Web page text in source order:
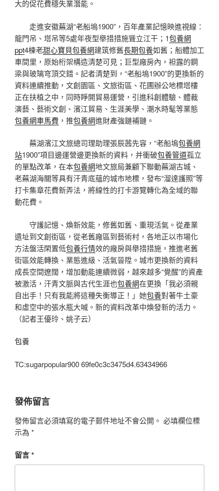
大的促花費穩失業潛能。
走進安徽蕪湖“老船塢1900”，百年產業記憶映進視線：
龍門吊、塔吊等5處年夜型舉措措施聳立江干；1包養網
ppt4棟老甜心寶貝包養網建筑修舊長期包養如舊；船體加工
車間里，原始桁架構造清楚可見；巨型廠房內，袒露的鋼
梁與玻璃穹頂交錯。記者清楚到，“老船塢1900”的更換新的
資料連續推動，文創園區、文旅街區、花圃辦公地標塔樓
正在扶植之中，同時睜開貿易運營，引進科創體驗、體裁
演藝、藝術文創、濱江貿易、生涯美學、潮水時髦等業態
包養網車馬費 ，推包養網進財產強鏈補鏈。
蕪湖濱江文旅總司理助理張辰茜先容，“老船塢包養網
站1900”項目邊運營邊更換新的資料，并衝破包養管道孤立
的單點改革，在本包養網地文旅局兼顧下聯動蕪湖古城、
老蕪湖海關等具有汗青底蘊的城市地標，發布“溜達護照”等
打卡集章花費新弄法，將線性的打卡游覽轉化為全域的聯
動花費。
守護記憶、煥新效能，修舊如舊、重現活氣。從產業
遺址到文創街區，從老舊廠區到藝術村，各地正以市場化
方法盤活閑置低包養行情效的廠房與舉措措施，推進老舊
街區效能轉換、業態進級、活氣晉陞。城市更換新的資料
成長空間遼闊，增加動能連續微弱，越來越多“覺醒”的資產
被激活，汗青文脈與古代生涯也包養網在更換「我必須親
自出手！只有我能將這種失衡導正！」她包養對著牛土豪
和虛空中的張水瓶大喊。新的資料改革中煥發新的活力。
（記者王優玲、姚子云）
包養
TC:sugarpopular900 69fe0c3c3475d4.63434966
發佈留言
發佈留言必須填寫的電子郵件地址不會公開。 必填欄位標
示為 *
留言*